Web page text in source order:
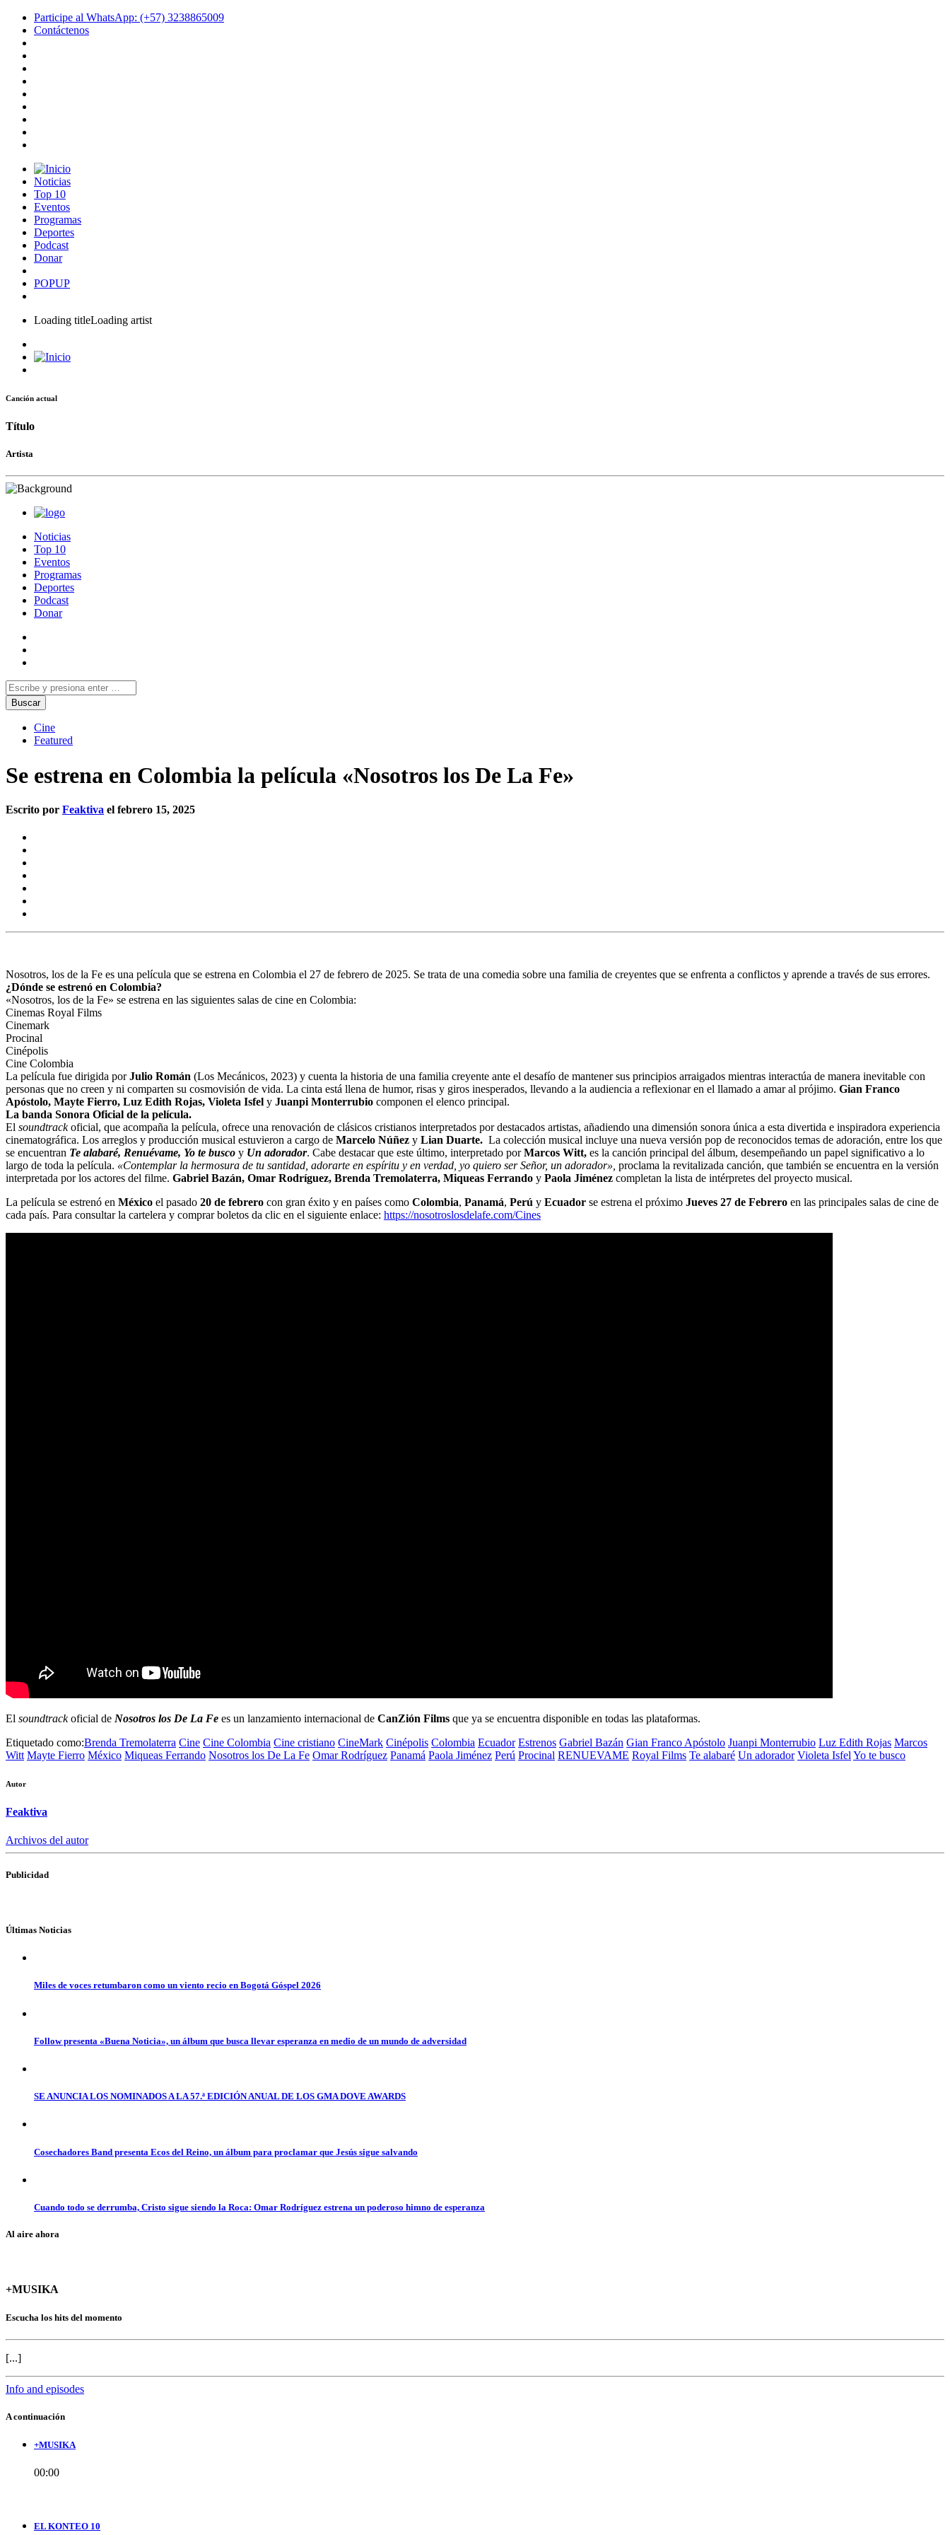
Participe al WhatsApp: (+57) 3238865009
Contáctenos
Noticias
Top 10
Eventos
Programas
Deportes
Podcast
Donar
POPUP
Loading titleLoading artist
Canción actual
Título
Artista
Noticias
Top 10
Eventos
Programas
Deportes
Podcast
Donar
Cine
Featured
Se estrena en Colombia la película «Nosotros los De La Fe»
Escrito por Feaktiva el febrero 15, 2025
Nosotros, los de la Fe es una película que se estrena en Colombia el 27 de febrero de 2025. Se trata de una comedia sobre una familia de creyentes que se enfrenta a conflictos y aprende a través de sus errores.
¿Dónde se estrenó en Colombia?
«Nosotros, los de la Fe» se estrena en las siguientes salas de cine en Colombia:
Cinemas Royal Films
Cinemark
Procinal
Cinépolis
Cine Colombia
La película fue dirigida porJulio Román (Los Mecánicos, 2023) y cuenta la historia de una familia creyente ante el desafío de mantener sus principios arraigados mientras interactúa de manera inevitable con
personas que no creen y ni comparten su cosmovisión de vida. La cinta está llena de humor, risas y giros inesperados, llevando a la audiencia a reflexionar en el llamado a amar al prójimo. Gian Franco
Apóstolo, Mayte Fierro, Luz Edith Rojas, Violeta Isfel y Juanpi Monterrubio componen el elenco principal.
La banda Sonora Oficial de la película.
El soundtrackoficial, que acompaña la película, ofrece una renovación de clásicos cristianos interpretados por destacados artistas, añadiendo una dimensión sonora única a esta divertida e inspiradora experiencia
cinematográfica. Los arreglos y producción musical estuvieron a cargo de Marcelo Núñez y Lian Duarte. La colección musical incluye una nueva versión pop de reconocidos temas de adoración, entre los que
se encuentran Te alabaré, Renuévame, Yo te busco y Un adorador. Cabe destacar que este último, interpretado porMarcos Witt, es la canción principal del álbum, desempeñando un papel significativo a lo
largo de toda la película. «Contemplar la hermosura de tu santidad, adorarte en espíritu y en verdad, yo quiero ser Señor, un adorador», proclama la revitalizada canción, que también se encuentra en la versión
interpretada por los actores del filme. Gabriel Bazán, Omar Rodríguez, Brenda Tremolaterra, Miqueas Ferrando y Paola Jiménez completan la lista de intérpretes del proyecto musical.
La película se estrenó en México el pasado 20 de febrero con gran éxito y en países como Colombia, Panamá, Perú y Ecuador se estrena el próximo Jueves 27 de Febrero en las principales salas de cine de
cada país. Para consultar la cartelera y comprar boletos da clic en el siguiente enlace: https://nosotroslosdelafe.com/Cines
El soundtrackoficial de Nosotros los De La Fe es un lanzamiento internacional de CanZión Films que ya se encuentra disponible en todas las plataformas.
Etiquetado como:Brenda Tremolaterra Cine Cine Colombia Cine cristiano CineMark Cinépolis Colombia Ecuador Estrenos Gabriel Bazán Gian Franco Apóstolo Juanpi Monterrubio Luz Edith Rojas Marcos
Witt Mayte Fierro México Miqueas Ferrando Nosotros los De La Fe Omar Rodríguez Panamá Paola Jiménez Perú Procinal RENUEVAME Royal Films Te alabaré Un adorador Violeta IsfelYo te busco
Autor
Feaktiva
Archivos del autor
Publicidad
Últimas Noticias
Miles de voces retumbaron como un viento recio en Bogotá Góspel 2026
Follow presenta «Buena Noticia», un álbum que busca llevar esperanza en medio de un mundo de adversidad
SE ANUNCIA LOS NOMINADOS A LA 57.ª EDICIÓN ANUAL DE LOS GMA DOVE AWARDS
Cosechadores Band presenta Ecos del Reino, un álbum para proclamar que Jesús sigue salvando
Cuando todo se derrumba, Cristo sigue siendo la Roca: Omar Rodríguez estrena un poderoso himno de esperanza
Al aire ahora
+MUSIKA
Escucha los hits del momento
[...]
Info and episodes
A continuación
+MUSIKA
00:00
EL KONTEO 10